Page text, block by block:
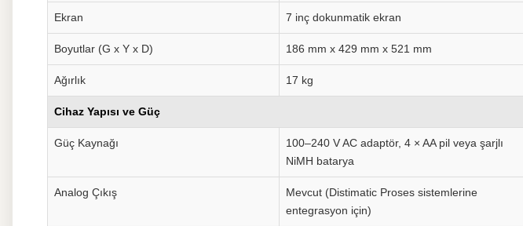
Ekran 7 inç dokunmatik ekran
Boyutlar (G x Y x D) 186 mm x 429 mm x 521 mm
Ağırlık 17 kg
Cihaz Yapısı ve Güç
Güç Kaynağı
100–240 V AC adaptör, 4 × AA pil veya şarjlı
NiMH batarya
Analog Çıkış
Mevcut (Distimatic Proses sistemlerine
entegrasyon için)